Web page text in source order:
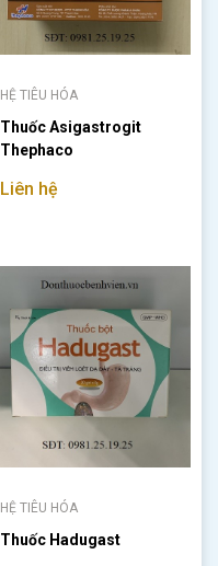
HỆ TIÊU HÓA
Thuốc Asigastrogit
Thephaco
Liên hệ
HỆ TIÊU HÓA
Thuốc Hadugast